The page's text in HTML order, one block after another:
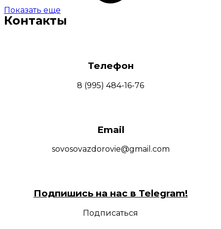
Показать еще
Контакты
Телефон
8 (995) 484-16-76
Email
sovosovazdorovie@gmail.com
Подпишись на нас в Telegram!
Подписаться